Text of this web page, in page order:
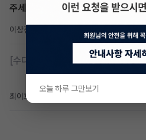
주세요
이상진
[수다방] 제네시스 g80 3.5 4륜 거
최이호
오늘 하루 그만보기